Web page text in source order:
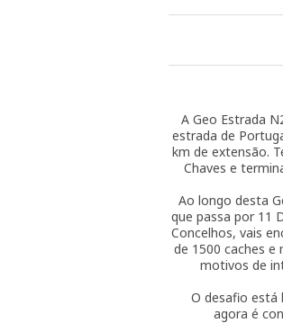
A Geo Estrada
estrada de
km de extensão.
Chaves e
Ao longo desta
que passa por 11
Concelhos, vais
de 1500 caches e
motivos de
O desafio está
agora é